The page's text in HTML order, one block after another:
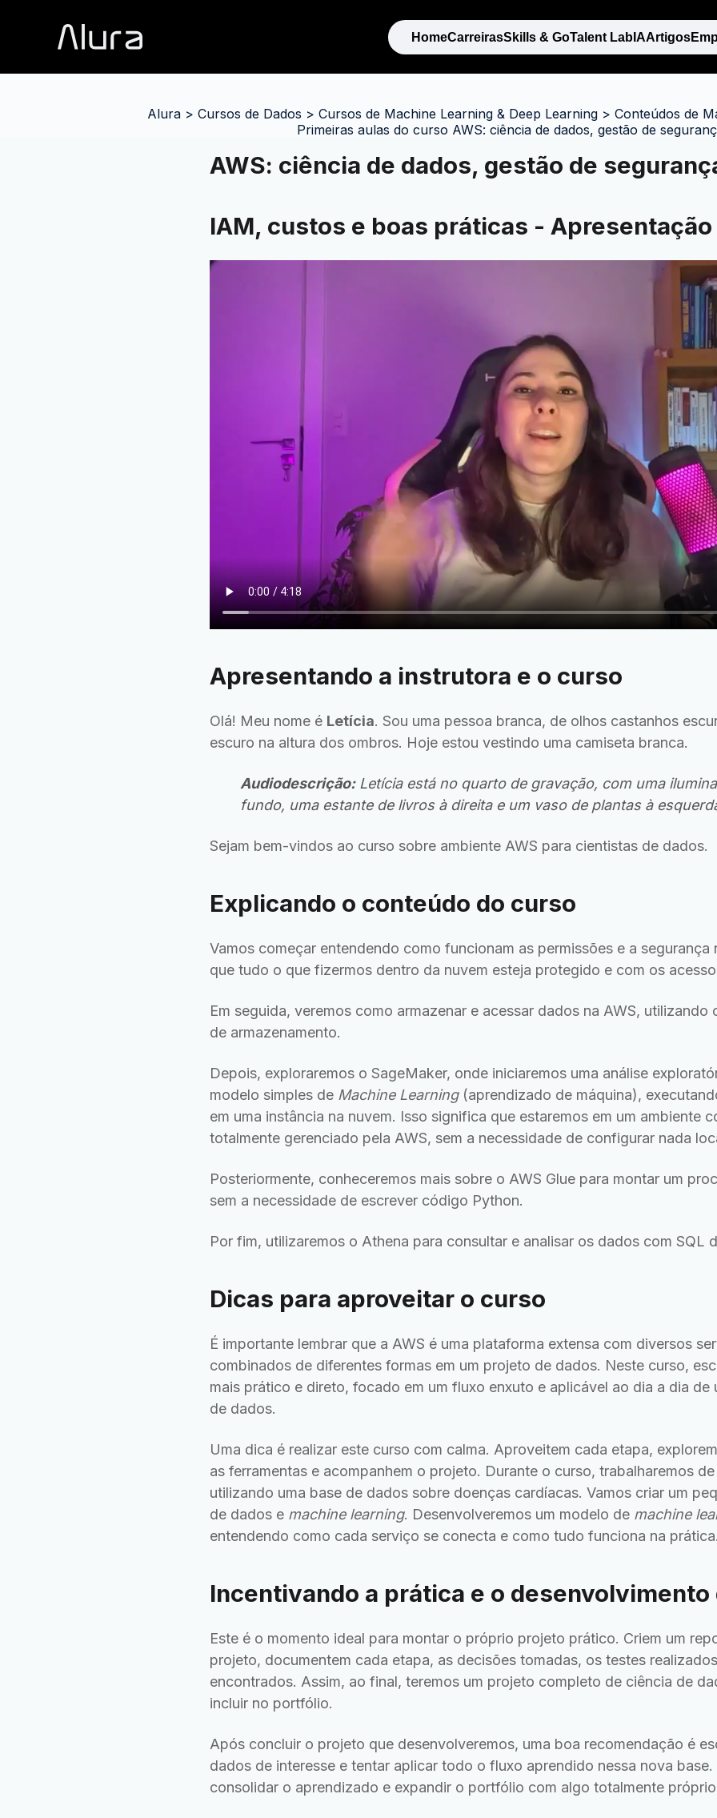
HomeCarreirasSkills & GoTalent Lab IAArtigos
Alura> Cursos de Dados > Cursos de Machine Learning & Deep Learning> Conteúdos de
Primeiras aulas do curso AWS: ciência de dados, gestão de
AWS: ciência de dados, gestão de
IAM, custos e boas práticas - Apresentação
Apresentando a instrutora e o curso
Olá! Meu nome é Letícia. Sou uma pessoa branca, de olhos castanhos
escuro na altura dos ombros. Hoje estou vestindo uma camiseta branca.
Audiodescrição:Letícia está no quarto de gravação, com uma
fundo, uma estante de livros à direita e um vaso de plantas à
Sejam bem-vindos ao curso sobre ambiente AWS para cientistas de dados.
Explicando o conteúdo do curso
Vamos começar entendendo como funcionam as permissões e a segurança
que tudo o que fizermos dentro da nuvem esteja protegido e com os
Em seguida, veremos como armazenar e acessar dados na AWS, utilizando
de armazenamento.
Depois, exploraremos o SageMaker, onde iniciaremos uma análise
modelo simples de Machine Learning(aprendizado de máquina),
em uma instância na nuvem. Isso significa que estaremos em um ambiente
totalmente gerenciado pela AWS, sem a necessidade de configurar nada
Posteriormente, conheceremos mais sobre o AWS Glue para montar um
sem a necessidade de escrever código Python.
Por fim, utilizaremos o Athena para consultar e analisar os dados com SQL
Dicas para aproveitar o curso
É importante lembrar que a AWS é uma plataforma extensa com diversos
combinados de diferentes formas em um projeto de dados. Neste curso,
mais prático e direto, focado em um fluxo enxuto e aplicável ao dia a dia de
de dados.
Uma dica é realizar este curso com calma. Aproveitem cada etapa,
as ferramentas e acompanhem o projeto. Durante o curso, trabalharemos
utilizando uma base de dados sobre doenças cardíacas. Vamos criar um
de dados e machine learning. Desenvolveremos um modelo de machine
entendendo como cada serviço se conecta e como tudo funciona na
Incentivando a prática e o
Este é o momento ideal para montar o próprio projeto prático. Criem um
projeto, documentem cada etapa, as decisões tomadas, os testes
encontrados. Assim, ao final, teremos um projeto completo de ciência de
incluir no portfólio.
Após concluir o projeto que desenvolveremos, uma boa recomendação é
dados de interesse e tentar aplicar todo o fluxo aprendido nessa nova base.
consolidar o aprendizado e expandir o portfólio com algo totalmente